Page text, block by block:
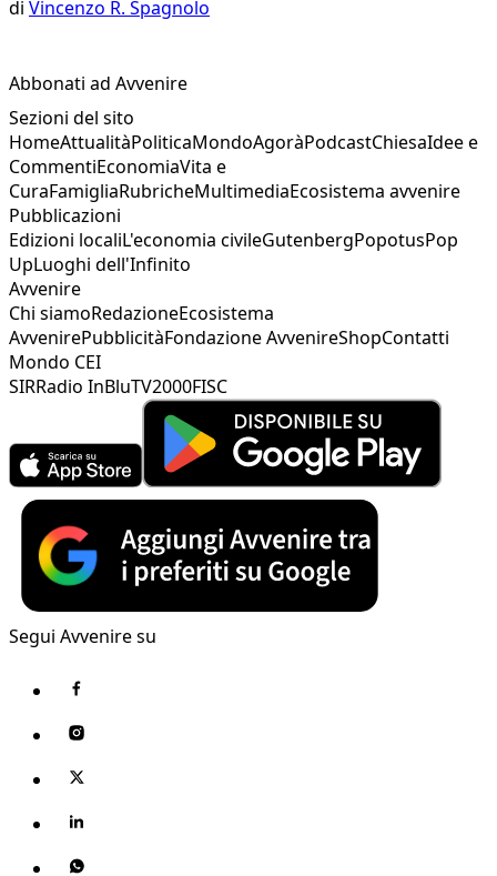
di Vincenzo R. Spagnolo
Abbonati ad Avvenire
Sezioni del sito
HomeAttualitàPoliticaMondoAgoràPodcastChiesaIdee e
CommentiEconomiaVita e
CuraFamigliaRubricheMultimediaEcosistema avvenire
Pubblicazioni
Edizioni localiL'economia civileGutenbergPopotusPop
UpLuoghi dell'Infinito
Avvenire
Chi siamoRedazioneEcosistema
AvvenirePubblicitàFondazione AvvenireShopContatti
Mondo CEI
SIRRadio InBluTV2000FISC
Segui Avvenire su